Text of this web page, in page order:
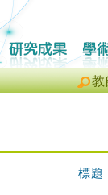
教
標題